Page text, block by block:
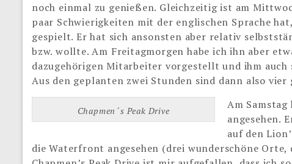
noch einmal zu genießen. Gleichzeitig ist am
paar Schwierigkeiten mit der englischen Sprache
gespielt. Er hat sich ansonsten aber relativ
bzw. wollte. Am Freitagmorgen habe ich ihn aber
dazugehörigen Mitarbeiter vorgestellt und ihm auch
Aus den geplanten zwei Stunden sind dann also vier
Chapmen´s Peak Drive
Am
angesehen.
auf den
die Waterfront angesehen (drei wunderschöne Orte,